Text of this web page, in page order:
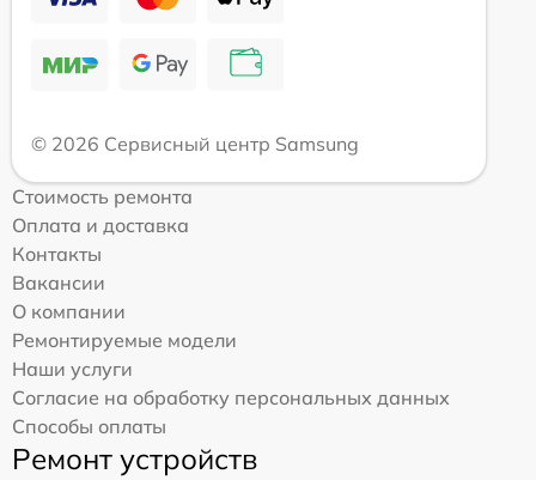
© 2026 Сервисный центр Samsung
Стоимость ремонта
Оплата и доставка
Контакты
Вакансии
О компании
Ремонтируемые модели
Наши услуги
Согласие на обработку персональных данных
Способы оплаты
Ремонт устройств